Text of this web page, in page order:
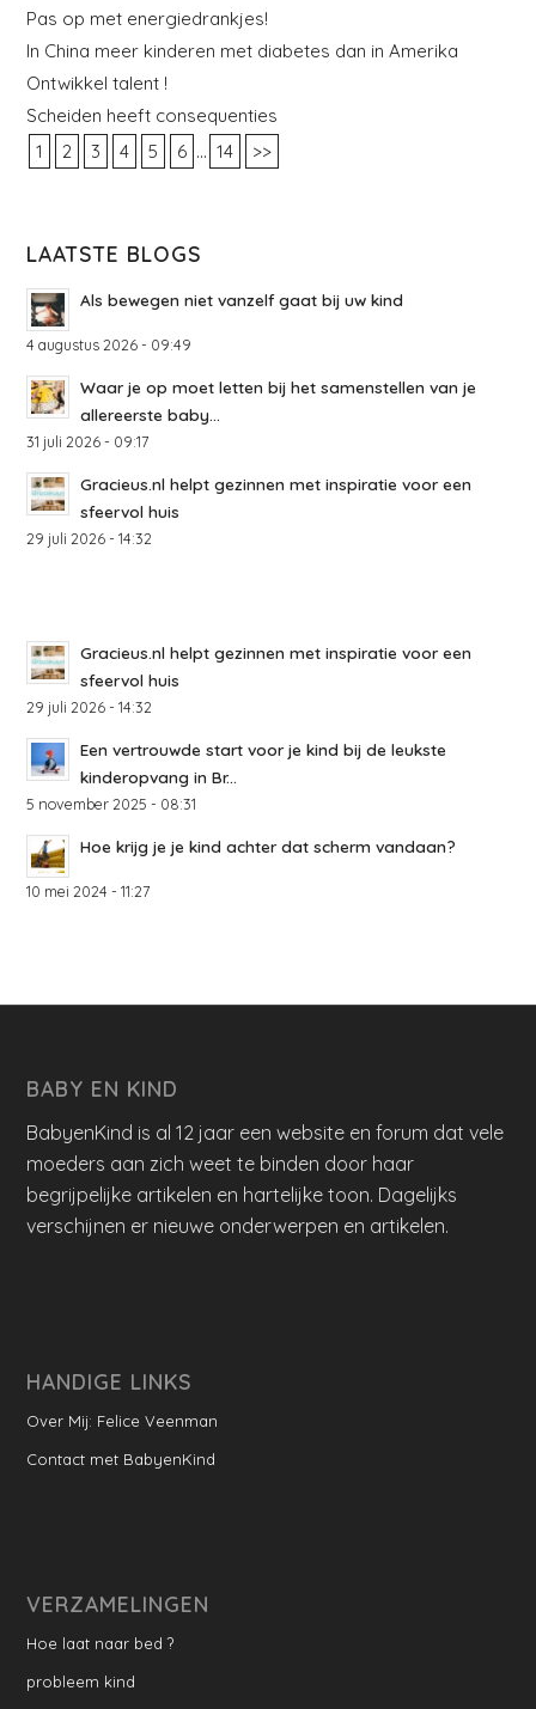
Pas op met energiedrankjes!
In China meer kinderen met diabetes dan in Amerika
Ontwikkel talent !
Scheiden heeft consequenties
1
2 3 4 5 6 ... 14 >>
LAATSTE BLOGS
Als bewegen niet vanzelf gaat bij uw kind
4 augustus 2026 - 09:49
Waar je op moet letten bij het samenstellen van je
allereerste baby...
31 juli 2026 - 09:17
Gracieus.nl helpt gezinnen met inspiratie voor een
sfeervol huis
29 juli 2026 - 14:32
Gracieus.nl helpt gezinnen met inspiratie voor een
sfeervol huis
29 juli 2026 - 14:32
Een vertrouwde start voor je kind bij de leukste
kinderopvang in Br...
5 november 2025 - 08:31
Hoe krijg je je kind achter dat scherm vandaan?
10 mei 2024 - 11:27
BABY EN KIND
BabyenKind is al 12 jaar een website en forum dat vele
moeders aan zich weet te binden door haar
begrijpelijke artikelen en hartelijke toon. Dagelijks
verschijnen er nieuwe onderwerpen en artikelen.
HANDIGE LINKS
Over Mij: Felice Veenman
Contact met BabyenKind
VERZAMELINGEN
Hoe laat naar bed ?
probleem kind